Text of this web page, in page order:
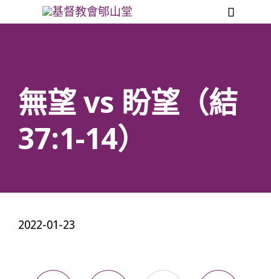

無望 vs 盼望（結
37:1-14）
2022-01-23